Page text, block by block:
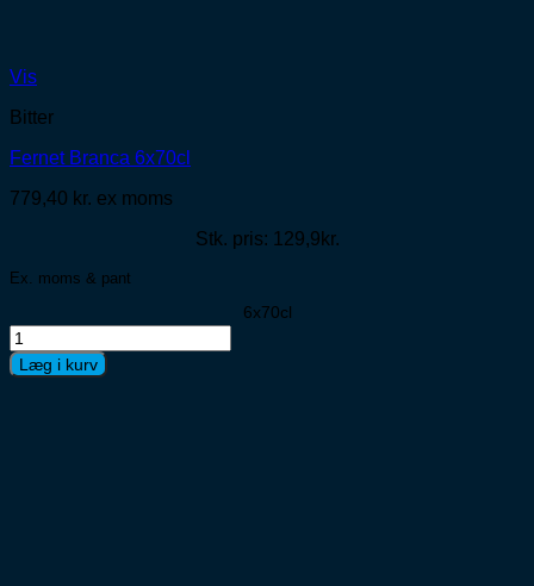
Vis
Bitter
Fernet Branca 6x70cl
779,40 kr. ex moms
Stk. pris: 129,9kr.
Ex. moms & pant
6x70cl
Fernet
Branca
6x70cl
Læg i kurv